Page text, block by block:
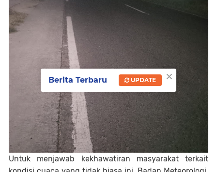
Untuk menjawab kekhawatiran masyarakat terkait
×
Berita Terbaru UPDATE